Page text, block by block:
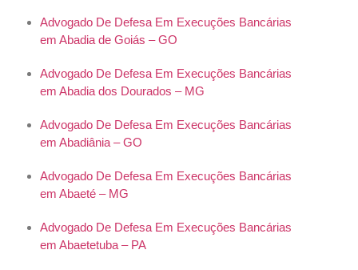
Advogado De Defesa Em Execuções Bancárias
em Abadia de Goiás – GO
Advogado De Defesa Em Execuções Bancárias
em Abadia dos Dourados – MG
Advogado De Defesa Em Execuções Bancárias
em Abadiânia – GO
Advogado De Defesa Em Execuções Bancárias
em Abaeté – MG
Advogado De Defesa Em Execuções Bancárias
em Abaetetuba – PA